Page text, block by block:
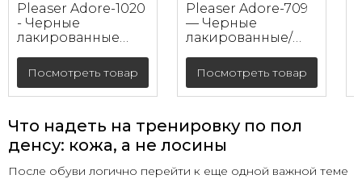
Pleaser Adore-1020
- Черные
лакированные
17.8 см)
Посмотреть товар
Pleaser Adore-709
— Черные
лакированные/
босоножки
(каблук 17.8 см)
Посмотреть товар
Что надеть на тренировку по пол
денсу: кожа, а не лосины
После обуви логично перейти к еще одной важной теме